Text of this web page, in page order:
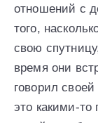
отношений с
того,
свою
время они
говорил
это какими-то